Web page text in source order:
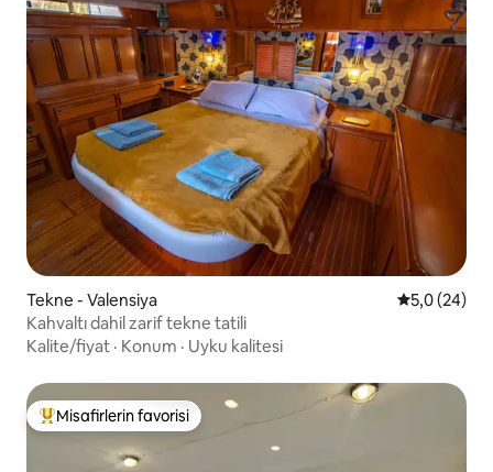
Tekne - Valensiya 5 üzerinden
5,0 (24)
Kahvaltı dahil zarif tekne tatili
Kalite/fiyat · Konum · Uyku kalitesi
Misafirlerin favorilerinden en beğenilenler arasında
Misafirlerin favorisi